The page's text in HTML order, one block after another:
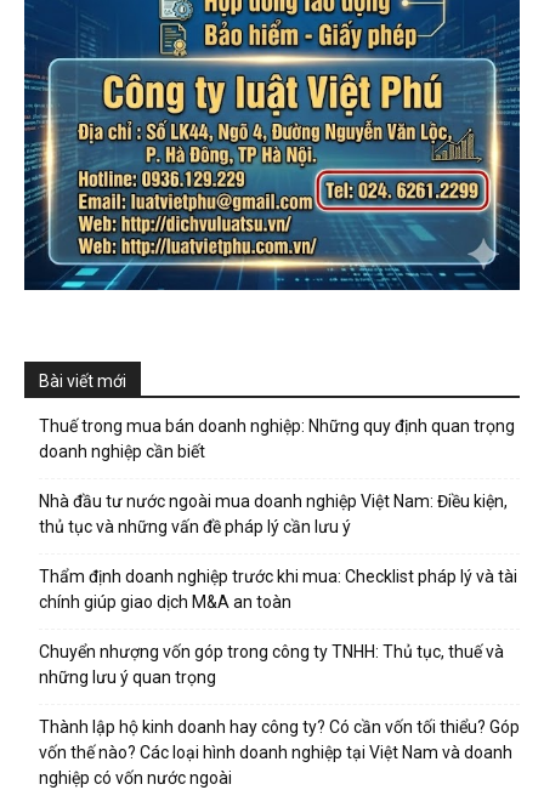
Bài viết mới
Thuế trong mua bán doanh nghiệp: Những quy định quan trọng
doanh nghiệp cần biết
Nhà đầu tư nước ngoài mua doanh nghiệp Việt Nam: Điều kiện,
thủ tục và những vấn đề pháp lý cần lưu ý
Thẩm định doanh nghiệp trước khi mua: Checklist pháp lý và tài
chính giúp giao dịch M&A an toàn
Chuyển nhượng vốn góp trong công ty TNHH: Thủ tục, thuế và
những lưu ý quan trọng
Thành lập hộ kinh doanh hay công ty? Có cần vốn tối thiểu? Góp
vốn thế nào? Các loại hình doanh nghiệp tại Việt Nam và doanh
nghiệp có vốn nước ngoài